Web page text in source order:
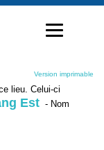
Version imprimable
lieu. Celui-ci
Est - Nom